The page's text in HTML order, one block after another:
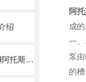
绍
DLHZO-TEB-SN-NP-060-L71/I阿托斯比例阀介绍
阿
成
一
泵
的